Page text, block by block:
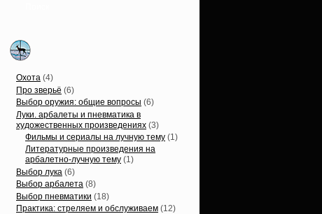
Охота (4)
Про зверьё (6)
Выбор оружия: общие вопросы (6)
Луки. арбалеты и пневматика в
художественных произведениях (3)
Фильмы и сериалы на лучную тему (1)
Литературные произведения на
арбалетно-лучную тему (1)
Выбор лука (6)
Выбор арбалета (8)
Выбор пневматики (18)
Практика: стреляем и обслуживаем (12)